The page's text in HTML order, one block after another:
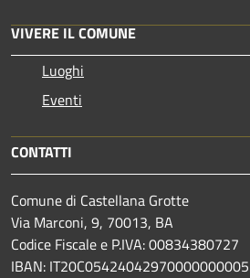
VIVERE IL COMUNE
Luoghi
Eventi
CONTATTI
Comune di Castellana Grotte
Via Marconi, 9, 70013, BA
Codice Fiscale e P.IVA: 00834380727
IBAN: